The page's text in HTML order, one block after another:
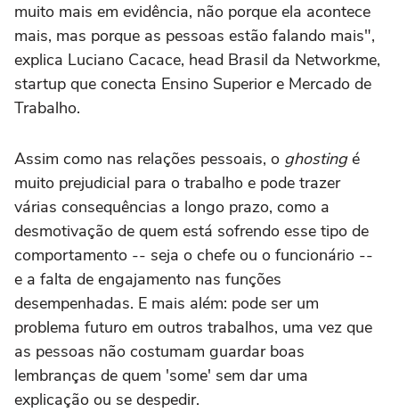
muito mais em evidência, não porque ela acontece
mais, mas porque as pessoas estão falando mais",
explica Luciano Cacace, head Brasil da Networkme,
startup que conecta Ensino Superior e Mercado de
Trabalho.
Assim como nas relações pessoais, o ghostingé
muito prejudicial para o trabalho e pode trazer
várias consequências a longo prazo, como a
desmotivação de quem está sofrendo esse tipo de
comportamento -- seja o chefe ou o funcionário --
e a falta de engajamento nas funções
desempenhadas. E mais além: pode ser um
problema futuro em outros trabalhos, uma vez que
as pessoas não costumam guardar boas
lembranças de quem 'some' sem dar uma
explicação ou se despedir.